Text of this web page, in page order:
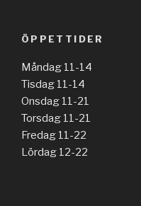
ÖPPETTIDER
Måndag 11-14
Tisdag 11-14
Onsdag 11-21
Torsdag 11-21
Fredag 11-22
Lördag 12-22